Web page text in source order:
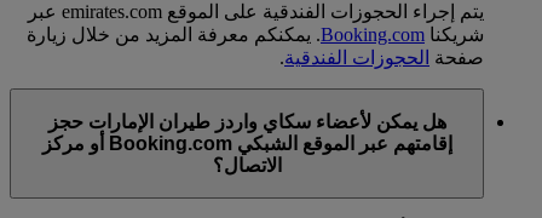
يتم إجراء الحجوزات الفندقية على الموقع emirates.com عبر
شريكنا Booking.com. يمكنكم معرفة المزيد من خلال زيارة
صفحة الحجوزات الفندقية.
هل يمكن لأعضاء سكاي واردز طيران الإمارات حجز
إقامتهم عبر الموقع الشبكي Booking.com أو مركز
الاتصال؟